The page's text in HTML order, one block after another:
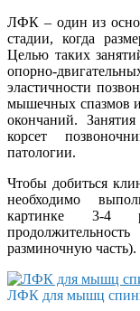
ЛФК – один из
стадии, когда
Целью таких
опорно-
эластичности
мышечных спазмов
окончаний.
корсет
патологии.
Чтобы добиться
необходимо
картинке 3-4
разминочную часть).
ЛФК для мышц